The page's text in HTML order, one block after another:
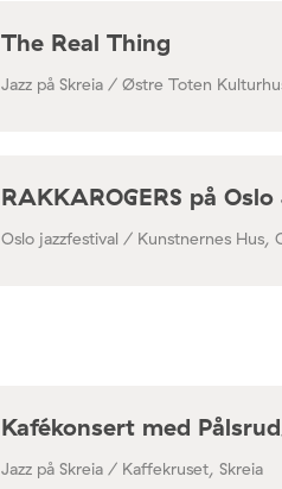
The Real Thing
Jazz på Skreia / Østre Toten
RAKKAROGERS på
Oslo jazzfestival / Kunstnernes Hus,
Kafékonsert med
Jazz på Skreia / Kaffekruset, Skreia